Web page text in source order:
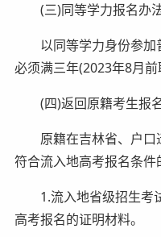
(三)同等学力报名办法
以同等学力身份参加
必须满三年(2023年8月前
(四)返回原籍考生报名
原籍在吉林省、户口
符合流入地高考报名条件
1.流入地省级招生考
高考报名的证明材料。